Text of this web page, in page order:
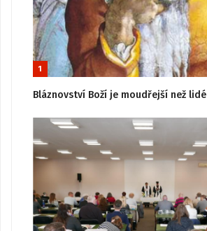
1
Bláznovství Boží je moudřejší než lidé